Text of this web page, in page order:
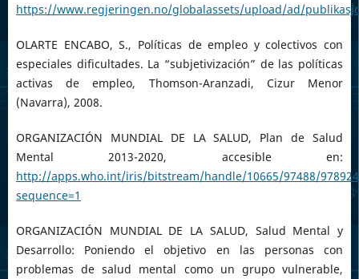
https://www.regjeringen.no/globalassets/upload/ad/
OLARTE ENCABO, S., Políticas de empleo y colectivos con
especiales dificultades. La “subjetivización” de las políticas
activas de empleo, Thomson-Aranzadi, Cizur Menor
(Navarra), 2008.
ORGANIZACIÓN MUNDIAL DE LA SALUD, Plan de Salud
Mental 2013-2020, accesible en:
http://apps.who.int/iris/bitstream/handle/10665/97488/
sequence=1
ORGANIZACIÓN MUNDIAL DE LA SALUD, Salud Mental y
Desarrollo: Poniendo el objetivo en las personas con
problemas de salud mental como un grupo vulnerable,